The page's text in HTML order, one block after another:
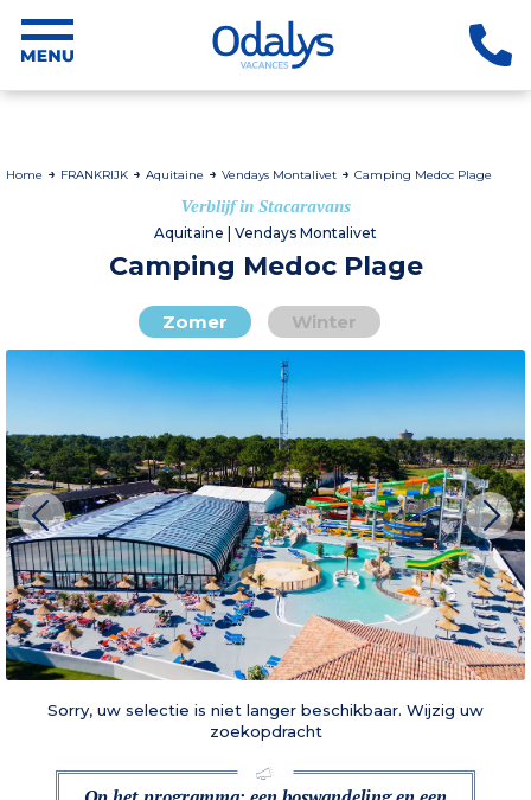
Home FRANKRIJK Aquitaine Vendays Montalivet Camping Medoc Plage
Verblijf in Stacaravans
Aquitaine | Vendays Montalivet
Camping Medoc Plage
Zomer Winter
Sorry, uw selectie is niet langer beschikbaar. Wijzig uw
zoekopdracht